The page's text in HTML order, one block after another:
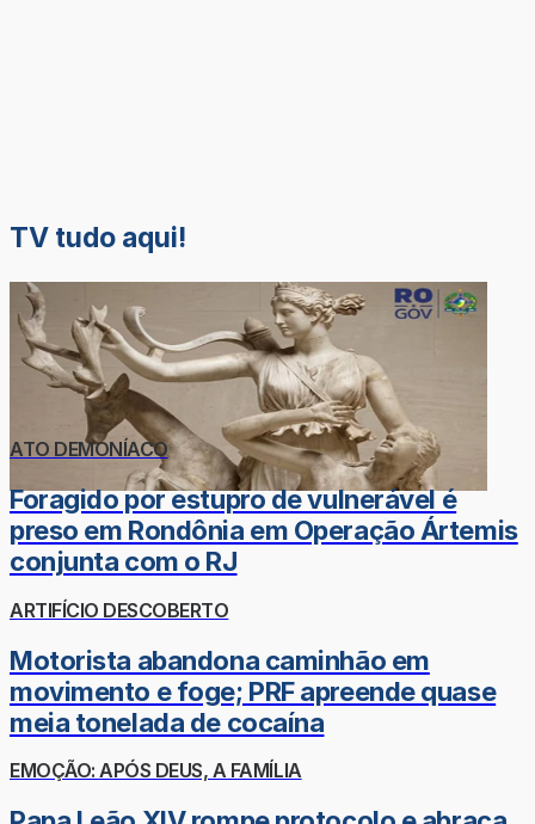
TV tudo aqui!
ATO DEMONÍACO
Foragido por estupro de vulnerável é
preso em Rondônia em Operação Ártemis
conjunta com o RJ
ARTIFÍCIO DESCOBERTO
Motorista abandona caminhão em
movimento e foge; PRF apreende quase
meia tonelada de cocaína
EMOÇÃO: APÓS DEUS, A FAMÍLIA